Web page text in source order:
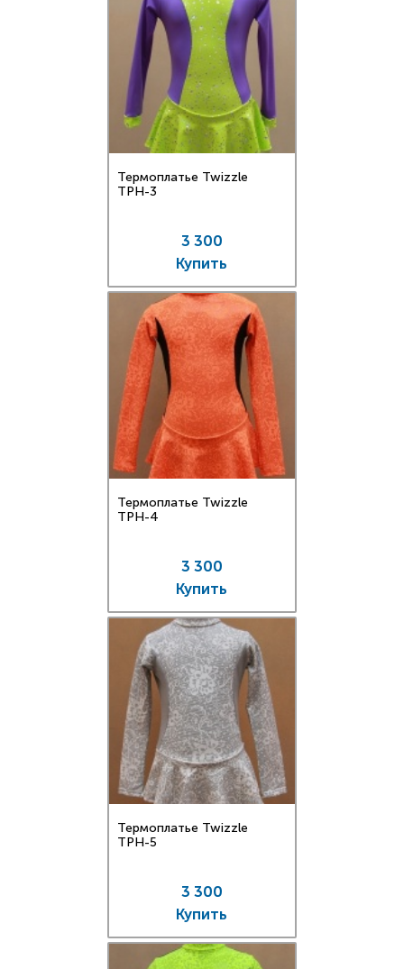
Термоплатье Twizzle
TPН-3
3 300
Купить
Термоплатье Twizzle
TPН-4
3 300
Купить
Термоплатье Twizzle
TPН-5
3 300
Купить